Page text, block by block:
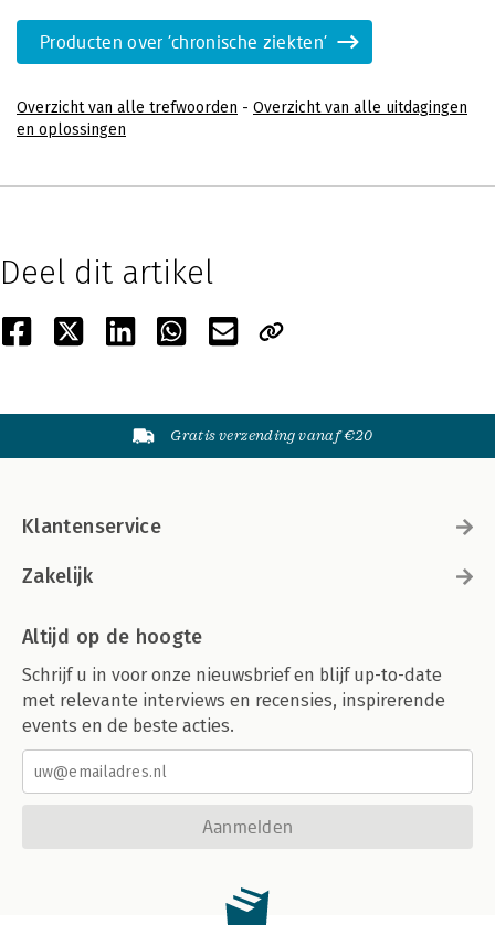
Producten over 'chronische ziekten'
Overzicht van alle trefwoorden - Overzicht van alle uitdagingen
en oplossingen
Deel dit artikel
Gratis verzending vanaf €20
Klantenservice
Zakelijk
Altijd op de hoogte
Schrijf u in voor onze nieuwsbrief en blijf up-to-date
met relevante interviews en recensies, inspirerende
events en de beste acties.
Aanmelden